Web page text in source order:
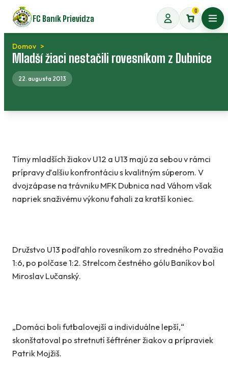
Preskočiť
na
obsah
FC Baník Prievidza
0
Domov
Mladší žiaci nestačili rovesníkom z Dubnice
22. augusta 2013
Tímy mladších žiakov U12 a U13 majú za sebou v rámci
prípravy ďalšiu konfrontáciu s kvalitným súperom. V
dvojzápase na trávniku MFK Dubnica nad Váhom však
napriek snaživému výkonu ťahali za kratší koniec.
Družstvo U13 podľahlo rovesníkom zo stredného Považia
1:6, po polčase 1:2. Strelcom čestného gólu Baníkov bol
Miroslav Lučanský.
„Domáci boli futbalovejší a individuálne lepší,“
skonštatoval po stretnutí šéftréner žiakov a prípraviek
Patrik Mojžiš.